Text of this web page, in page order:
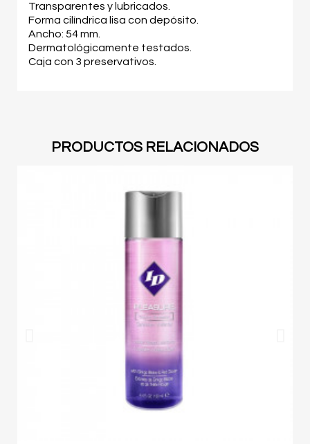
Transparentes y lubricados.
Forma cilíndrica lisa con depósito.
Ancho: 54 mm.
Dermatológicamente testados.
Caja con 3 preservativos.
PRODUCTOS RELACIONADOS